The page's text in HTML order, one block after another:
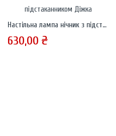
Настільна лампа нічник з підстаканником Діжка
630,00 ₴